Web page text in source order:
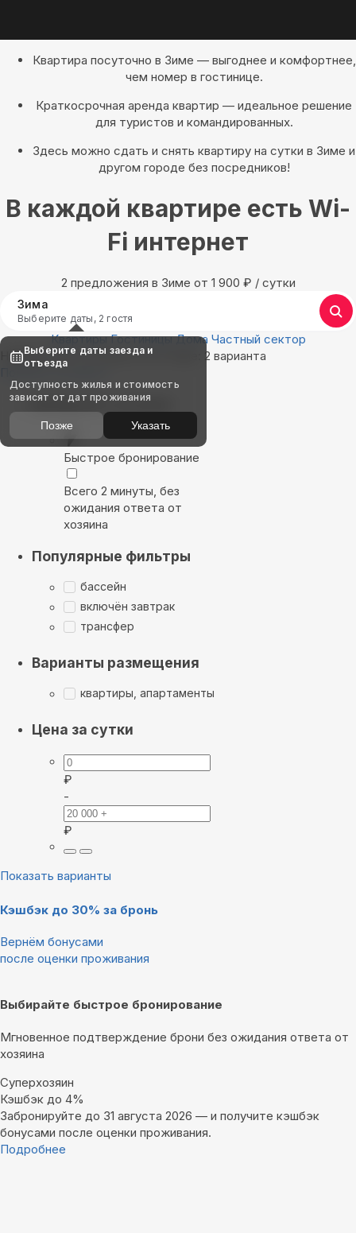
Квартира посуточно в Зиме — выгоднее и комфортнее,
чем номер в гостинице.
Краткосрочная аренда квартир — идеальное решение
для туристов и командированных.
Здесь можно сдать и снять квартиру на сутки в Зиме и
другом городе без посредников!
В каждой квартире есть Wi-
Fi интернет
2 предложения в Зиме oт 1 900 ₽ / сутки
Зима
Выберите даты, 2 гостя
Квартиры Гостиницы Дома Частный сектор
Найдём, где остановиться в Зиме: 2 варианта
Показать на карте
Выбирайте лучшее
Быстрое бронирование
Всего 2 минуты, без
ожидания ответа от
хозяина
Популярные фильтры
бассейн
включён завтрак
трансфер
Варианты размещения
квартиры, апартаменты
Цена за сутки
₽
-
₽
Показать варианты
Кэшбэк до 30% за бронь
Вернём бонусами
после оценки проживания
Выбирайте быстрое бронирование
Мгновенное подтверждение брони без ожидания ответа от
хозяина
Суперхозяин
Кэшбэк до 4%
Забронируйте до 31 августа 2026 — и получите кэшбэк
бонусами после оценки проживания.
Подробнее
Выберите даты заезда и
отъезда
Доступность жилья и стоимость
зависят от дат проживания
Позже Указать